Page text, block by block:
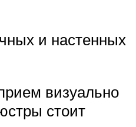
и настенных
визуально
стоит